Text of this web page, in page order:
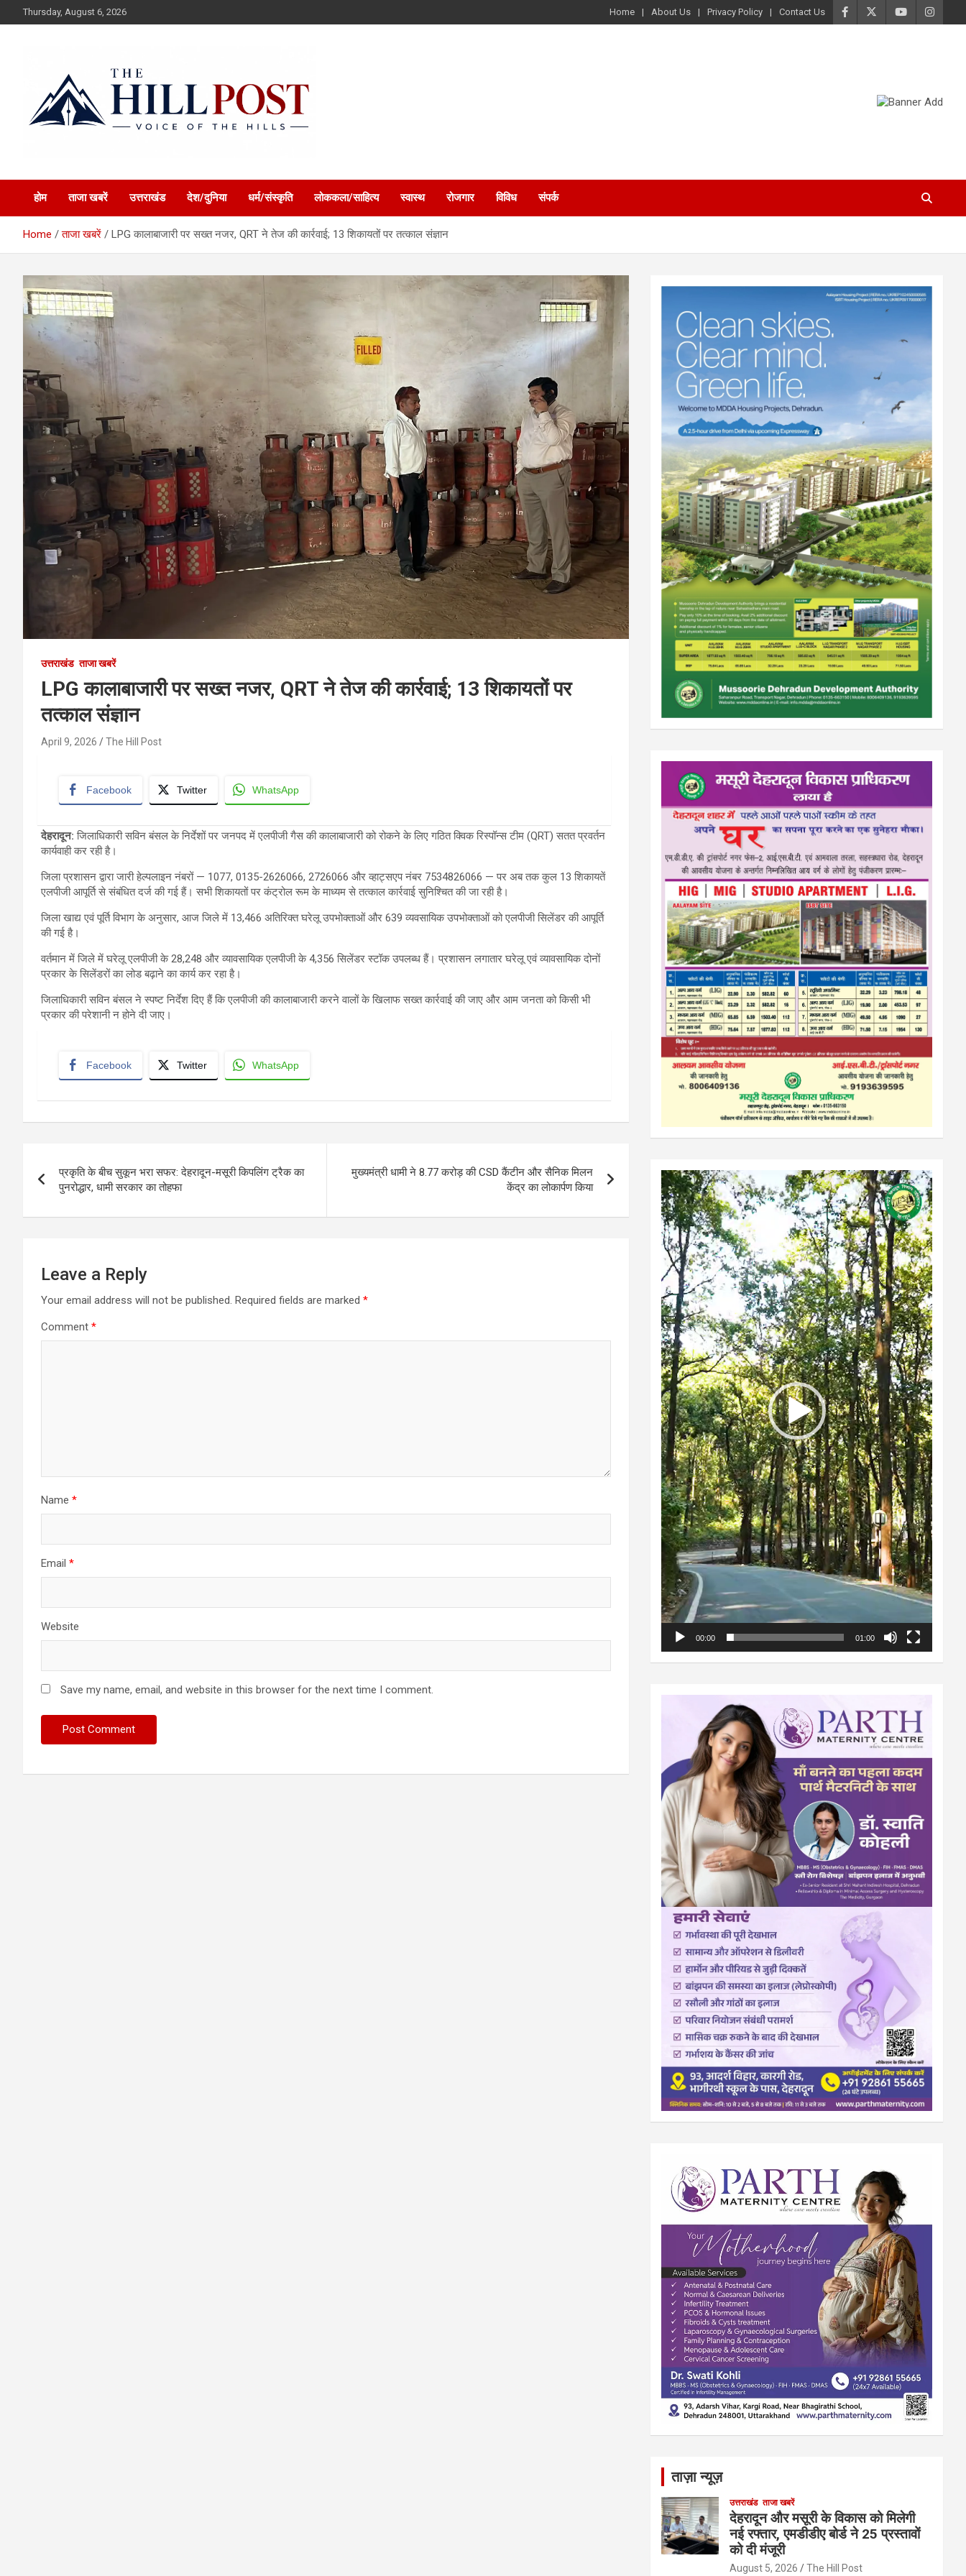
to
Thursday, August 6, 2026 Home About Us Privacy Policy Contact Us
The Hillpost
होम ताजा खबरें उत्तराखंड देश/दुनिया धर्म/संस्कृति लोककला/साहित्य स्वास्थ रोजगार विविध संपर्क
Home ताजा खबरें LPG कालाबाजारी पर सख्त नजर, QRT ने तेज की कार्रवाई; 13 शिकायतों पर तत्काल संज्ञान
उत्तराखंड ताजा खबरें
LPG कालाबाजारी पर सख्त नजर, QRT ने तेज की कार्रवाई; 13 शिकायतों पर
तत्काल संज्ञान
April 9, 2026 The Hill Post
Facebook Twitter WhatsApp
देहरादून: जिलाधिकारी सविन बंसल के निर्देशों पर जनपद में एलपीजी गैस की कालाबाजारी को रोकने के लिए गठित क्विक रिस्पॉन्स टीम (QRT) सतत प्रवर्तन
कार्यवाही कर रही है।
जिला प्रशासन द्वारा जारी हेल्पलाइन नंबरों — 1077, 0135-2626066, 2726066 और व्हाट्सएप नंबर 7534826066 — पर अब तक कुल 13 शिकायतें
एलपीजी आपूर्ति से संबंधित दर्ज की गई हैं। सभी शिकायतों पर कंट्रोल रूम के माध्यम से तत्काल कार्रवाई सुनिश्चित की जा रही है।
जिला खाद्य एवं पूर्ति विभाग के अनुसार, आज जिले में 13,466 अतिरिक्त घरेलू उपभोक्ताओं और 639 व्यवसायिक उपभोक्ताओं को एलपीजी सिलेंडर की आपूर्ति
की गई है।
वर्तमान में जिले में घरेलू एलपीजी के 28,248 और व्यावसायिक एलपीजी के 4,356 सिलेंडर स्टॉक उपलब्ध हैं। प्रशासन लगातार घरेलू एवं व्यावसायिक दोनों
प्रकार के सिलेंडरों का लोड बढ़ाने का कार्य कर रहा है।
जिलाधिकारी सविन बंसल ने स्पष्ट निर्देश दिए हैं कि एलपीजी की कालाबाजारी करने वालों के खिलाफ सख्त कार्रवाई की जाए और आम जनता को किसी भी
प्रकार की परेशानी न होने दी जाए।
Facebook Twitter WhatsApp
navigation
प्रकृति के बीच सुकून भरा सफर: देहरादून-मसूरी किपलिंग ट्रैक का
पुनरोद्धार, धामी सरकार का तोहफा
मुख्यमंत्री धामी ने 8.77 करोड़ की CSD कैंटीन और सैनिक मिलन
केंद्र का लोकार्पण किया
Leave a Reply
Your email address will not be published. Required fields are marked *
Comment *
Name *
Email *
Website
Save my name, email, and website in this browser for the next time I comment.
Video
Player
00:00 01:00
ताज़ा न्यूज़
उत्तराखंड ताजा खबरें
देहरादून और मसूरी के विकास को मिलेगी
नई रफ्तार, एमडीडीए बोर्ड ने 25 प्रस्तावों
को दी मंजूरी
August 5, 2026 The Hill Post